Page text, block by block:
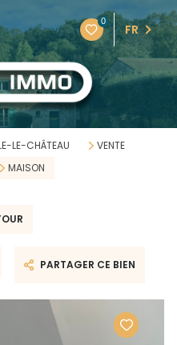
0
FR
LE-CHÂTEAU
VENTE
MAISON
PARTAGER CE BIEN